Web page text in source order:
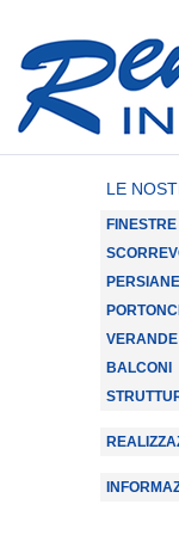
LE
VERANDE
BALCONI